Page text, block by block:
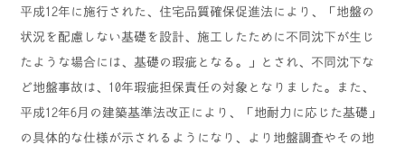
平成12年に施行された、住宅品質確保促進法により、「地盤の
状況を配慮しない基礎を設計、施工したために不同沈下が生じ
たような場合には、基礎の瑕疵となる。」とされ、不同沈下な
ど地盤事故は、10年瑕疵担保責任の対象となりました。また、
平成12年6月の建築基準法改正により、「地耐力に応じた基礎」
の具体的な仕様が示されるようになり、より地盤調査やその地